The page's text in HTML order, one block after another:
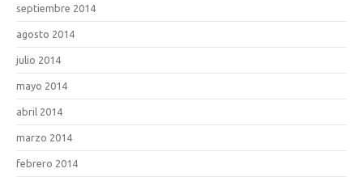
septiembre 2014
agosto 2014
julio 2014
mayo 2014
abril 2014
marzo 2014
febrero 2014